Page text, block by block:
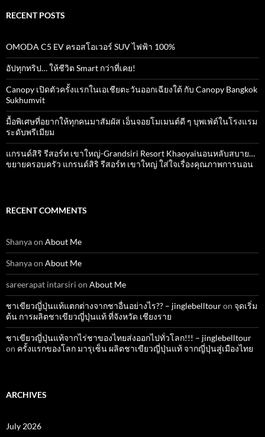
RECENT POSTS
OMODA C5 EV ครอสโอเวอร์ SUV ไฟฟ้า 100%
อัปทุกทริป… ให้ชีวิต Smart กว่าที่เคย!
Canopy เปิดตัวครั้งแรกในเอเชียตะวันออกเฉียงใต้ กับ Canopy Bangkok
Sukhumvit
มื้อพิเศษที่อยากให้ทุกคนมาสัมผัส เอ็นจอยโมเมนต์ดี ๆ บุพเฟ่ต์ในโรงแรม
ระดับพรีเมียม
แกรนด์สิริ​ รีสอร์ท​ เขาใหญ่​-Grandsiri​ Resort​ Khaoyaiนอนหลับสบาย…
ขยายครอบครัว แกรนด์สิริ รีสอร์ท เขาใหญ่ ใส่ใจเรื่องคุณภาพการนอน
RECENT COMMENTS
Shanyaon About Me
Shanyaon About Me
sareerapat intarsiri on About Me
ชาเขียวญี่ปุ่นแท้แตกต่างจากชาอื่นอย่างไร?? – jinglebelltouron จุดเริ่ม
ต้น การผลิตชาเขียวญี่ปุ่นแท้ ที่จังหวัด เชียงราย
ชาเขียวญี่ปุ่นแท้จากไร่ชาของไทยส่งออกไปทั่วโลก!!! – jinglebelltour
on ครั้งแรกของโลก มารุเซ็น ผลิตชาเขียวญี่ปุ่นแท้ จากญี่ปุ่นสู่เมืองไทย
ARCHIVES
July 2026